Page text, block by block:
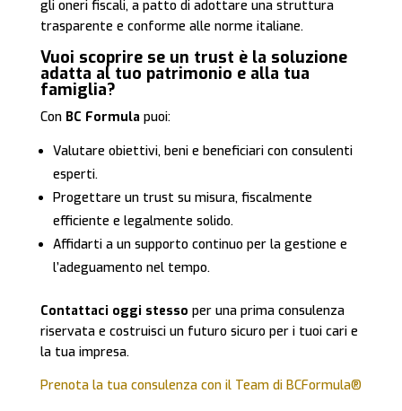
gli oneri fiscali, a patto di adottare una struttura
trasparente e conforme alle norme italiane.
Vuoi scoprire se un trust è la soluzione
adatta al tuo patrimonio e alla tua
famiglia?
Con BC Formula puoi:
Valutare obiettivi, beni e beneficiari con consulenti
esperti.
Progettare un trust su misura, fiscalmente
efficiente e legalmente solido.
Affidarti a un supporto continuo per la gestione e
l’adeguamento nel tempo.
Contattaci oggi stesso per una prima consulenza
riservata e costruisci un futuro sicuro per i tuoi cari e
la tua impresa.
Prenota la tua consulenza con il Team di BCFormula®